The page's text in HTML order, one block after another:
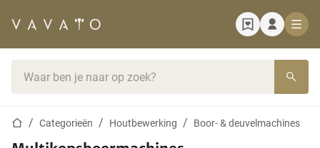
StartpaginaCategorieën Houtbewerking Boor- & deuvelmachines